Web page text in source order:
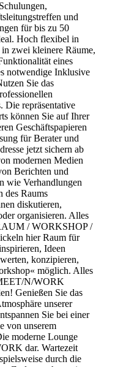
und
für bis zu 50
Hoch flexibel in
zwei kleinere Räume,
eines
notwendige Inklusive
Sie das
Die repräsentative
können Sie auf Ihrer
Geschäftspapieren
für Berater und
jetzt sichern ab
modernen Medien
Berichten und
wie Verhandlungen
des Raums
diskutieren,
organisieren. Alles
/ WORKSHOP /
hier Raum für
Ideen
konzipieren,
möglich. Alles
N/WORK
Genießen Sie das
unserer
Sie bei einer
von unserem
moderne Lounge
dar. Wartezeit
durch die